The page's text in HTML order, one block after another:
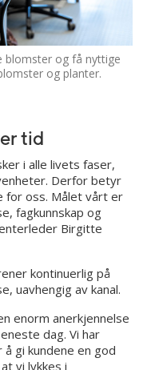
blomster og få nyttige
og planter.
tid
i alle livets faser,
Derfor betyr
for oss. Målet vårt er
fagkunnskap og
Birgitte
kontinuerlig på
uavhengig av kanal.
enorm anerkjennelse
dag. Vi har
gi kundene en god
vi lykkes i